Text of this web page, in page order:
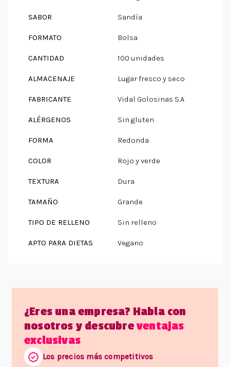
SABOR Sandía
FORMATO Bolsa
CANTIDAD 100 unidades
ALMACENAJE Lugar fresco y seco
FABRICANTE Vidal Golosinas S.A
ALÉRGENOS Sin gluten
FORMA Redonda
COLOR Rojo y verde
TEXTURA Dura
TAMAÑO Grande
TIPO DE RELLENO Sin relleno
APTO PARA DIETAS Vegano
¿Eres una empresa? Habla con
nosotros y descubreventajas
exclusivas
Los precios más competitivos